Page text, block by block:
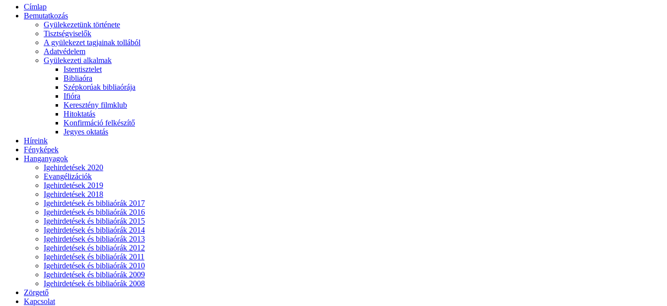
Címlap
Bemutatkozás
Gyülekezetünk története
Tisztségviselők
A gyülekezet tagjainak tollából
Adatvédelem
Gyülekezeti alkalmak
Istentisztelet
Bibliaóra
Szépkorúak bibliaórája
Ifióra
Keresztény filmklub
Hitoktatás
Konfirmáció felkészítő
Jegyes oktatás
Híreink
Fényképek
Hanganyagok
Igehirdetések 2020
Evangélizációk
Igehirdetések 2019
Igehirdetések 2018
Igehirdetések és bibliaórák 2017
Igehirdetések és bibliaórák 2016
Igehirdetések és bibliaórák 2015
Igehirdetések és bibliaórák 2014
Igehirdetések és bibliaórák 2013
Igehirdetések és bibliaórák 2012
Igehirdetések és bibliaórák 2011
Igehirdetések és bibliaórák 2010
Igehirdetések és bibliaórák 2009
Igehirdetések és bibliaórák 2008
Zörgető
Kapcsolat